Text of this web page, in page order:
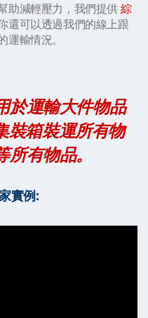
助減輕壓力，我們提供綜
還可以透過我們的線上跟
輸情況。
於運輸大件物品
箱裝運所有物
有物品。
實例: